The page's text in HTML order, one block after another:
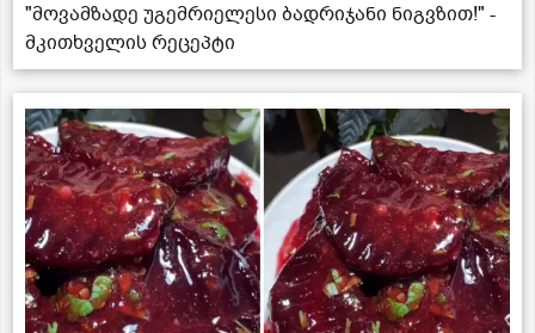
"მოვამზადე უგემრიელესი ბადრიჯანი ნიგვზით!" -
მკითხველის რეცეპტი